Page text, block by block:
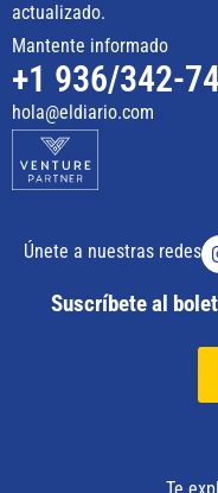
actualizado.
Mantente informado
+1 936/342-
hola@eldiario.com
Únete a nuestras redes
Suscríbete al